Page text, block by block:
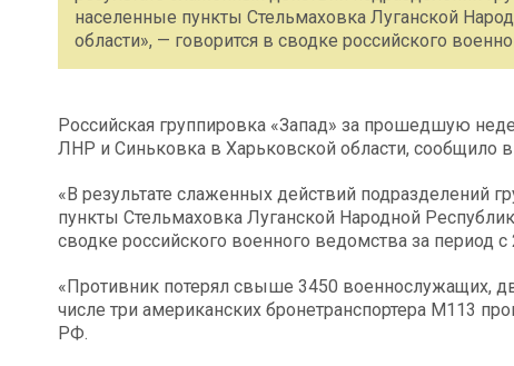
населенные пункты Стельмаховка Луганской
области», — говорится в сводке российского
Российская группировка «Запад» за прошедшую
ЛНР и Синьковка в Харьковской области, сообщило
«В результате слаженных действий подразделений
пункты Стельмаховка Луганской Народной
сводке российского военного ведомства за период с
«Противник потерял свыше 3450 военнослужащих,
числе три американских бронетранспортера М113
РФ.